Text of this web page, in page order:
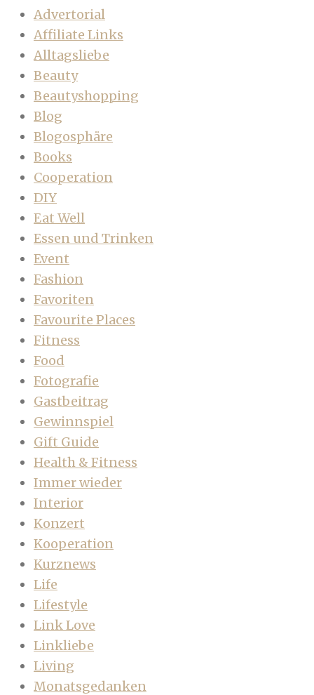
Advertorial
Affiliate Links
Alltagsliebe
Beauty
Beautyshopping
Blog
Blogosphäre
Books
Cooperation
DIY
Eat Well
Essen und Trinken
Event
Fashion
Favoriten
Favourite Places
Fitness
Food
Fotografie
Gastbeitrag
Gewinnspiel
Gift Guide
Health & Fitness
Immer wieder
Interior
Konzert
Kooperation
Kurznews
Life
Lifestyle
Link Love
Linkliebe
Living
Monatsgedanken